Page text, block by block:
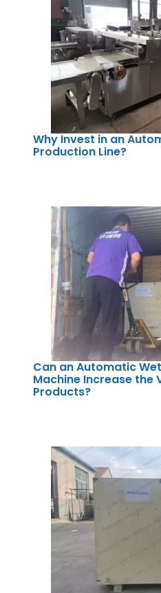
Why Invest in an
Production Line?
Can an Automatic
Machine Increase the
Products?